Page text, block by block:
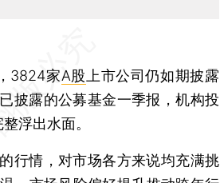
3824家A股 上市公司仍如期披露
披露的公募基金一季报，机构投
浮出水面。
情，对市场各方来说均充满挑